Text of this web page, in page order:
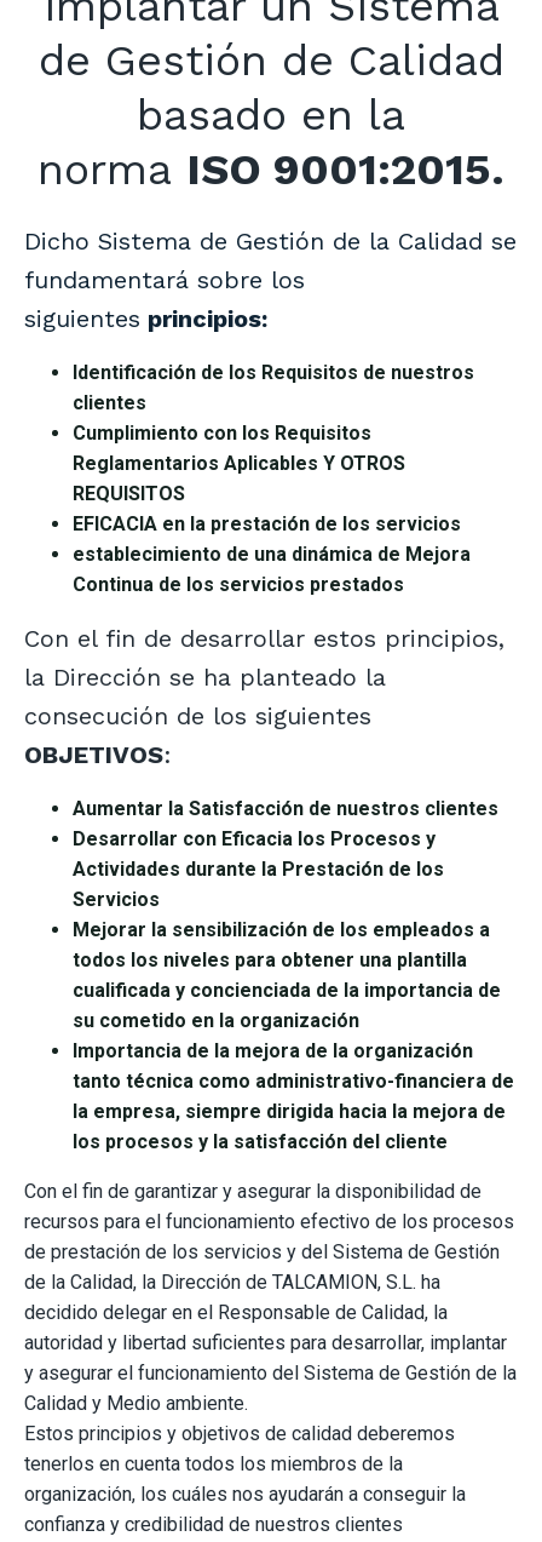
de Gestión de Calidad
basado en la
norma ISO 9001:2015.
Dicho Sistema de Gestión de la Calidad se
fundamentará sobre los
siguientes principios:
Identificación de los Requisitos de nuestros
clientes
Cumplimiento con los Requisitos
Reglamentarios Aplicables Y OTROS
REQUISITOS
EFICACIA en la prestación de los servicios
establecimiento de una dinámica de Mejora
Continua de los servicios prestados
Con el fin de desarrollar estos principios,
la Dirección se ha planteado la
consecución de los siguientes
OBJETIVOS:
Aumentar la Satisfacción de nuestros clientes
Desarrollar con Eficacia los Procesos y
Actividades durante la Prestación de los
Servicios
Mejorar la sensibilización de los empleados a
todos los niveles para obtener una plantilla
cualificada y concienciada de la importancia de
su cometido en la organización
Importancia de la mejora de la organización
tanto técnica como administrativo-financiera de
la empresa, siempre dirigida hacia la mejora de
los procesos y la satisfacción del cliente
Con el fin de garantizar y asegurar la disponibilidad de
recursos para el funcionamiento efectivo de los procesos
de prestación de los servicios y del Sistema de Gestión
de la Calidad, la Dirección de TALCAMION, S.L. ha
decidido delegar en el Responsable de Calidad, la
autoridad y libertad suficientes para desarrollar, implantar
y asegurar el funcionamiento del Sistema de Gestión de la
Calidad y Medio ambiente.
Estos principios y objetivos de calidad deberemos
tenerlos en cuenta todos los miembros de la
organización, los cuáles nos ayudarán a conseguir la
confianza y credibilidad de nuestros clientes